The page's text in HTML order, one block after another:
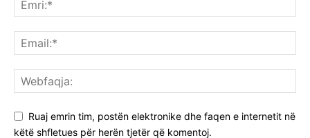
Ruaj emrin tim, postën elektronike dhe faqen e internetit në
këtë shfletues për herën tjetër që komentoj.